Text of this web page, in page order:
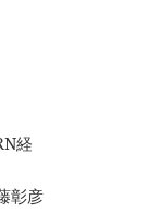
経
彰彦